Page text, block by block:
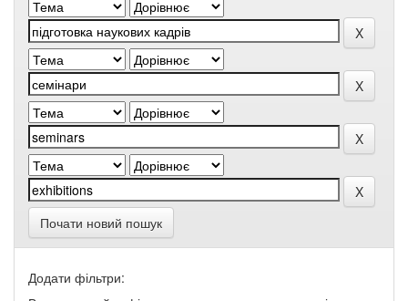
Почати новий пошук
Додати фільтри: